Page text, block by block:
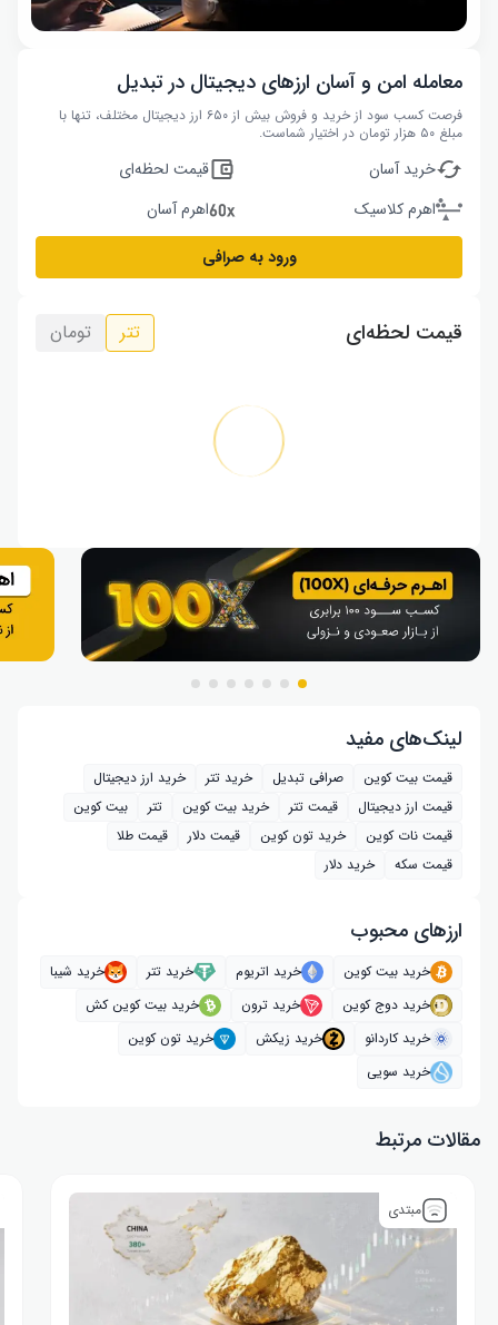
معامله امن و آسان ارزهای دیجیتال در تبدیل
فرصت کسب سود از خرید و فروش بیش از ۶۵۰ ارز دیجیتال مختلف، تنها با
مبلغ ۵۰ هزار تومان در اختیار شماست.
خرید آسان
قیمت لحظه‌ای
اهرم کلاسیک
اهرم آسان
ورود به صرافی
قیمت لحظه‌ای تتر تومان
لینک‌های مفید
قیمت بیت کوین صرافی تبدیل خرید تتر
خرید ارز دیجیتال
قیمت ارز دیجیتال
قیمت تتر خرید بیت‌ کوین تتر
بیت کوین
قیمت نات کوین
خرید تون کوین قیمت دلار
قیمت طلا
قیمت سکه
خرید دلار
ارز‌های محبوب
خرید بیت کوین خرید اتریوم خرید تتر
خرید شیبا
خرید دوج کوین
خرید ترون
خرید بیت کوین کش
خرید کاردانو
خرید زیکش
خرید تون کوین
خرید سویی
مقالات مرتبط
مبتدی